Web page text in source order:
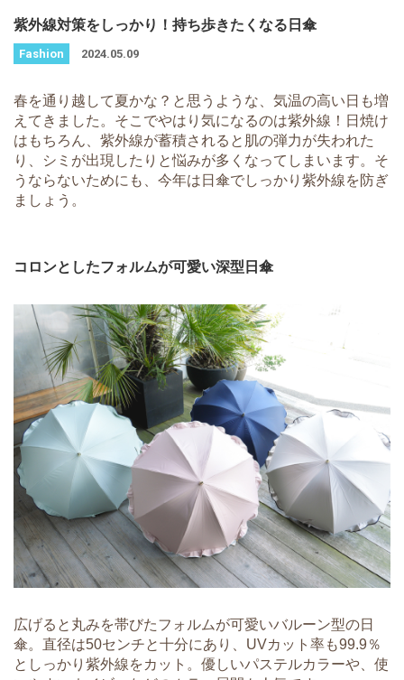
紫外線対策をしっかり！持ち歩きたくなる日傘
2024.05.09
春を通り越して夏かな？と思うような、気温の高い日も増
えてきました。そこでやはり気になるのは紫外線！日焼け
はもちろん、紫外線が蓄積されると肌の弾力が失われた
り、シミが出現したりと悩みが多くなってしまいます。そ
うならないためにも、今年は日傘でしっかり紫外線を防ぎ
ましょう。
コロンとしたフォルムが可愛い深型日傘
広げると丸みを帯びたフォルムが可愛いバルーン型の日
傘。直径は50センチと十分にあり、UVカット率も99.9％
としっかり紫外線をカット。優しいパステルカラーや、使